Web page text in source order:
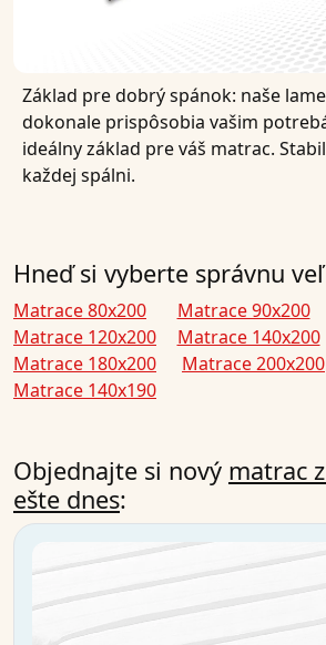
Základ pre dobrý spánok: naše
dokonale prispôsobia vašim
ideálny základ pre váš matrac.
každej spálni.
Hneď si vyberte správnu
Matrace 80x200 Matrace 90x200
Matrace 120x200
Matrace 140x200
Matrace 180x200
Matrace 200x200
Matrace 140x190
Objednajte si nový matrac
ešte dnes: